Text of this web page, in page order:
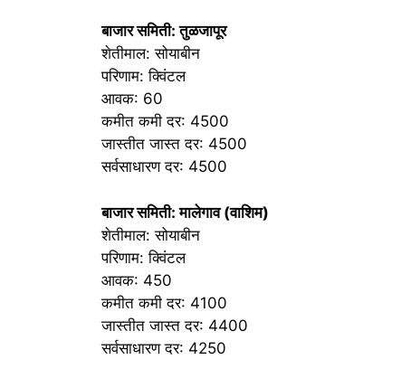
बाजार समिती: तुळजापूर
शेतीमाल: सोयाबीन
परिणाम: क्विंटल
आवक: 60
कमीत कमी दर: 4500
जास्तीत जास्त दर: 4500
सर्वसाधारण दर: 4500
बाजार समिती: मालेगाव (वाशिम)
शेतीमाल: सोयाबीन
परिणाम: क्विंटल
आवक: 450
कमीत कमी दर: 4100
जास्तीत जास्त दर: 4400
सर्वसाधारण दर: 4250